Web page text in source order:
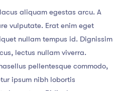
aliquam egestas arcu. A
vulputate. Erat enim eget
nullam tempus id. Dignissim
lectus nullam viverra.
pellentesque commodo,
ipsum nibh lobortis